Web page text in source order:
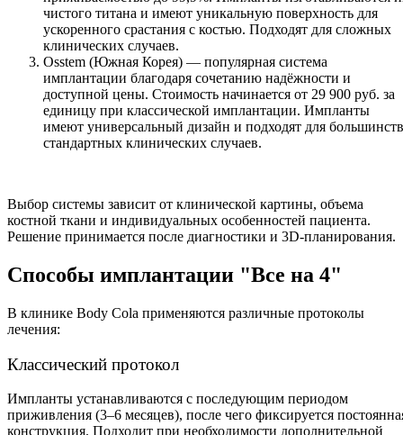
чистого титана и имеют уникальную поверхность для
ускоренного срастания с костью. Подходят для сложных
клинических случаев.
Osstem (Южная Корея) — популярная система
имплантации благодаря сочетанию надёжности и
доступной цены. Стоимость начинается от 29 900 руб. за
единицу при классической имплантации. Импланты
имеют универсальный дизайн и подходят для
стандартных клинических случаев.
Выбор системы зависит от клинической картины, объема
костной ткани и индивидуальных особенностей пациента.
Решение принимается после диагностики и 3D-планирования.
Способы имплантации "Все на 4"
В клинике Body Cola применяются различные протоколы
лечения:
Классический протокол
Импланты устанавливаются с последующим периодом
приживления (3–6 месяцев), после чего фиксируется
конструкция. Подходит при необходимости дополнительной